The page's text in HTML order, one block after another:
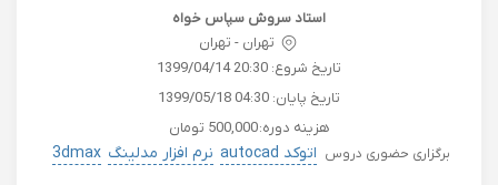
استاد سروش سپاس خواه
تهران - تهران
تاریخ شروع: 1399/04/14 20:30
تاریخ پایان: 1399/05/18 04:30
هزینه دوره:500,000 تومان
برگزاری حضوری دروس اتوکد autocad نرم افزار مدلینگ 3dmax